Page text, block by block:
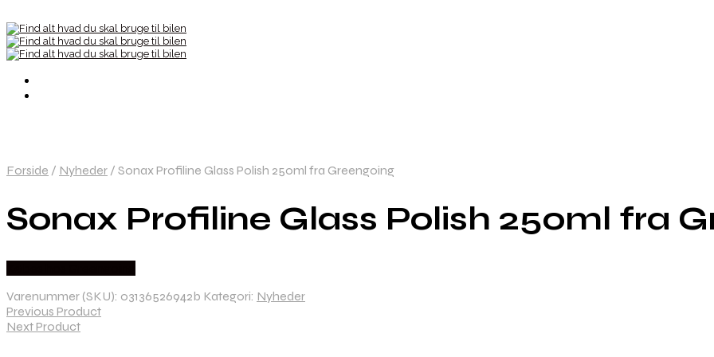
Forside / Nyheder / Sonax Profiline Glass Polish 250ml fra Greengoing
Sonax Profiline Glass Polish 250ml fra
Varenummer (SKU): 03136526942b Kategori: Nyheder
Previous Product
Next Product